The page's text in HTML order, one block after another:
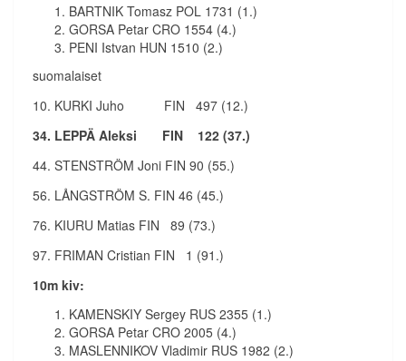
BARTNIK Tomasz POL 1731 (1.)
GORSA Petar CRO 1554 (4.)
PENI Istvan HUN 1510 (2.)
suomalaiset
10. KURKI Juho FIN 497 (12.)
34. LEPPÄ Aleksi FIN 122 (37.)
44. STENSTRÖM Joni FIN 90 (55.)
56. LÅNGSTRÖM S. FIN 46 (45.)
76. KIURU Matias FIN 89 (73.)
97. FRIMAN Cristian FIN 1 (91.)
10m kiv:
KAMENSKIY Sergey RUS 2355 (1.)
GORSA Petar CRO 2005 (4.)
MASLENNIKOV Vladimir RUS 1982 (2.)